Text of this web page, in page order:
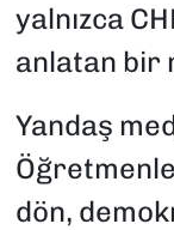
yalnızca
anlatan bir
Yandaş
dön,